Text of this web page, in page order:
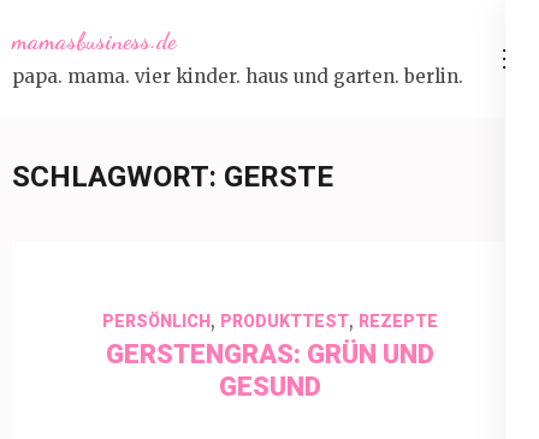
to
content
mamasbusiness.de
papa. mama. vier kinder. haus und garten. berlin.
SCHLAGWORT: GERSTE
PERSÖNLICH, PRODUKTTEST, REZEPTE
GERSTENGRAS: GRÜN UND
GESUND